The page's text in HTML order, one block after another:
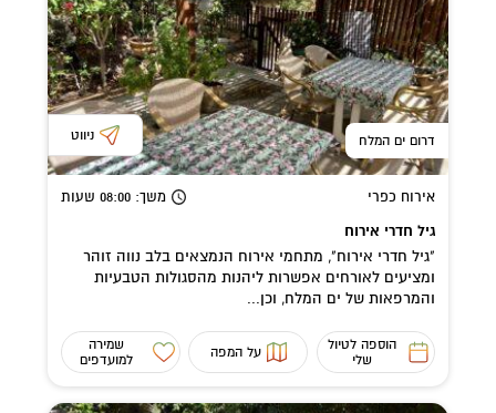
דרום ים המלח ניווט
אירוח כפרי משך: 08:00 שעות
גיל חדרי אירוח
"גיל חדרי אירוח", מתחמי אירוח הנמצאים בלב נווה זוהר
ומציעים לאורחים אפשרות ליהנות מהסגולות הטבעיות
והמרפאות של ים המלח, וכן...
הוספה לטיול
שלי
על המפה
שמירה
למועדפים